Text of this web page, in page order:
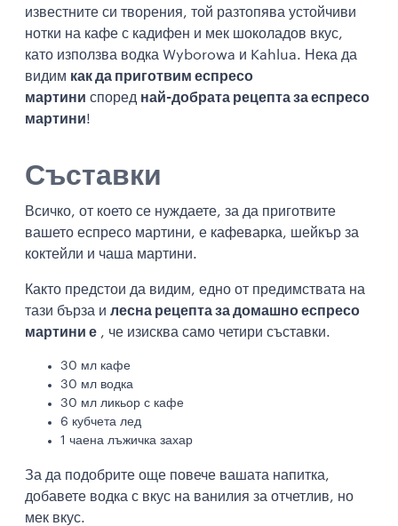
известните си творения, той разтопява устойчиви
нотки на кафе с кадифен и мек шоколадов вкус,
като използва водка Wyborowa и Kahlua. Нека да
видим как да приготвим еспресо
мартини според най-добрата рецепта за еспресо
мартини!
Съставки
Всичко, от което се нуждаете, за да приготвите
вашето еспресо мартини, е кафеварка, шейкър за
коктейли и чаша мартини.
Както предстои да видим, едно от предимствата на
тази бърза и лесна рецепта за домашно еспресо
мартини е , че изисква само четири съставки.
30 мл кафе
30 мл водка
30 мл ликьор с кафе
6 кубчета лед
1 чаена лъжичка захар
За да подобрите още повече вашата напитка,
добавете водка с вкус на ванилия за отчетлив, но
мек вкус.